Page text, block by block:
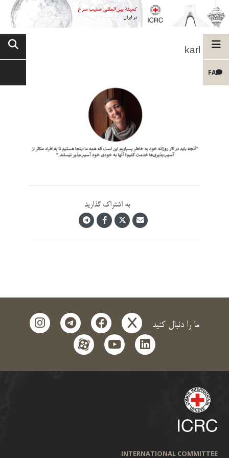
FA
karl
به اشتراک گذارید
ما را دنبال کنید x
facebook
telegram
instagram
linkedin
youtube
aparat
INTERNATIONAL COMMITTEE